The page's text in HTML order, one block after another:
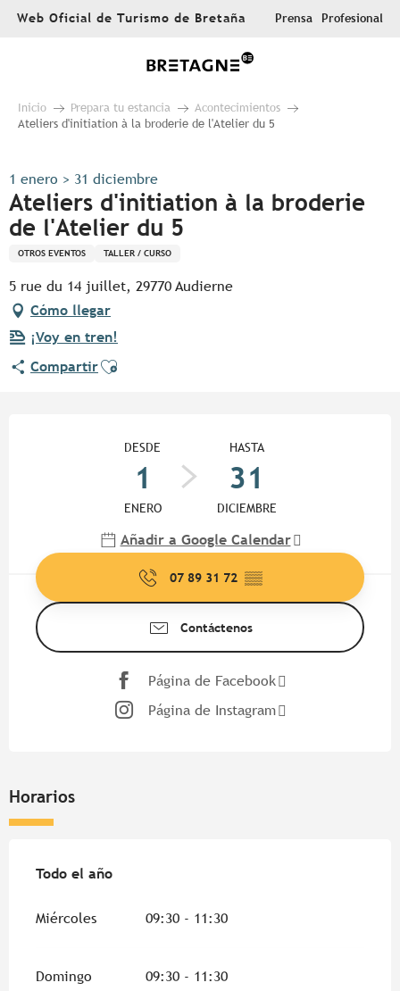
AllerWeb Oficial de Turismo de Bretaña Prensa Profesional
Inicio Prepara tu estancia
Acontecimientos
Ateliers d'initiation à la broderie de l'Atelier du 5
1 enero > 31 diciembre
Ateliers d'initiation à la broderie
de l'Atelier du 5
OTROS EVENTOS TALLER / CURSO
5 rue du 14 juillet, 29770 Audierne
Cómo llegar
¡Voy en tren!
CompartirAjouter aux favoris
DESDE
1
ENERO
HASTA
31
DICIEMBRE
Añadir a Google Calendar
07 89 31 72 ▒▒
Contáctenos
Página de Facebook
Página de Instagram
Horarios
Todo el año
Todo el año
Miércoles 09:30 - 11:30
Domingo 09:30 - 11:30